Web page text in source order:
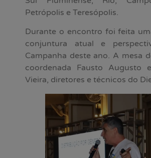
Petrópolis e Teresópolis.
Durante o encontro foi feita
conjuntura atual e
Campanha deste ano. A mesa
coordenada Fausto Augusto
Vieira, diretores e técnicos do